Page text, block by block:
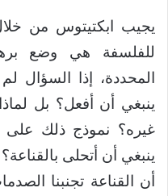
يجيب ابكتيتوس من
للفلسفة هي وضع
المحددة، إذا السؤال
ينبغي أن أفعل؟ بل
غيره؟ نموذج ذلك على
ينبغي أن أتحلى
أن القناعة تجنبنا